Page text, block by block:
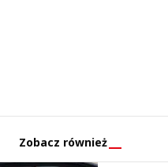
Zobacz również